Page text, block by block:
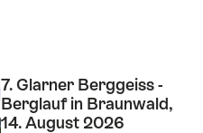
7. Glarner Berggeiss -
Berglauf in Braunwald,
14. August 2026